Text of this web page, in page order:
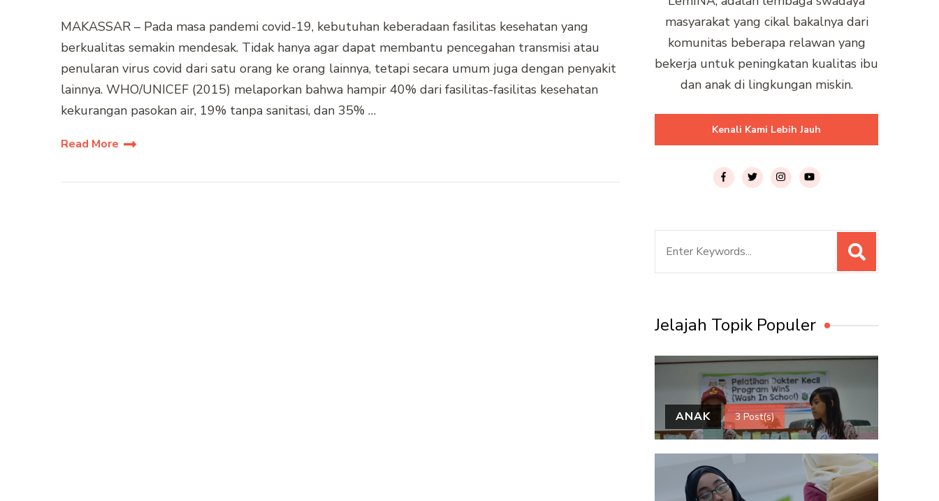
MAKASSAR – Pada masa pandemi covid-19, kebutuhan keberadaan fasilitas kesehatan yang
berkualitas semakin mendesak. Tidak hanya agar dapat membantu pencegahan transmisi atau
penularan virus covid dari satu orang ke orang lainnya, tetapi secara umum juga dengan penyakit
lainnya. WHO/UNICEF (2015) melaporkan bahwa hampir 40% dari fasilitas-fasilitas kesehatan
kekurangan pasokan air, 19% tanpa sanitasi, dan 35% …
Read More
masyarakat yang cikal bakalnya dari
komunitas beberapa relawan yang
bekerja untuk peningkatan kualitas ibu
dan anak di lingkungan miskin.
Kenali Kami Lebih Jauh
Jelajah Topik Populer
ANAK 3 Post(s)